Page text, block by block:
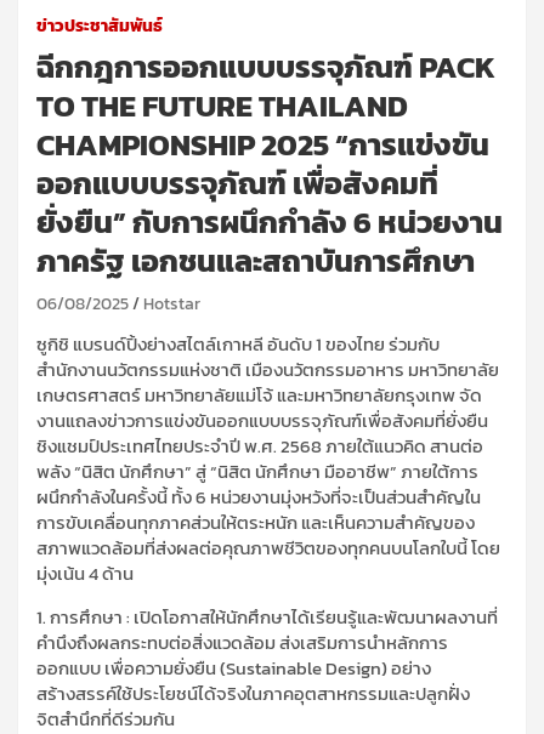
ข่าวประชาสัมพันธ์
ฉีกกฎการออกแบบบรรจุภัณฑ์ PACK
TO THE FUTURE THAILAND
CHAMPIONSHIP 2025 “การแข่งขัน
ออกแบบบรรจุภัณฑ์ เพื่อสังคมที่
ยั่งยืน” กับการผนึกกำลัง 6 หน่วยงาน
ภาครัฐ เอกชนและสถาบันการศึกษา
06/08/2025 Hotstar
ซูกิชิ แบรนด์ปิ้งย่างสไตล์เกาหลี อันดับ 1 ของไทย ร่วมกับ
สำนักงานนวัตกรรมแห่งชาติ เมืองนวัตกรรมอาหาร มหาวิทยาลัย
เกษตรศาสตร์ มหาวิทยาลัยแม่โจ้ และมหาวิทยาลัยกรุงเทพ จัด
งานแถลงข่าวการแข่งขันออกแบบบรรจุภัณฑ์เพื่อสังคมที่ยั่งยืน
ชิงแชมป์ประเทศไทยประจำปี พ.ศ. 2568 ภายใต้แนวคิด สานต่อ
พลัง “นิสิต นักศึกษา” สู่ “นิสิต นักศึกษา มืออาชีพ” ภายใต้การ
ผนึกกำลังในครั้งนี้ ทั้ง 6 หน่วยงานมุ่งหวังที่จะเป็นส่วนสำคัญใน
การขับเคลื่อนทุกภาคส่วนให้ตระหนัก และเห็นความสำคัญของ
สภาพแวดล้อมที่ส่งผลต่อคุณภาพชีวิตของทุกคนบนโลกใบนี้ โดย
มุ่งเน้น 4 ด้าน
1. การศึกษา : เปิดโอกาสให้นักศึกษาได้เรียนรู้และพัฒนาผลงานที่
คำนึงถึงผลกระทบต่อสิ่งแวดล้อม ส่งเสริมการนำหลักการ
ออกแบบ เพื่อความยั่งยืน (Sustainable Design) อย่าง
สร้างสรรค์ใช้ประโยชน์ได้จริงในภาคอุตสาหกรรมและปลูกฝั่ง
จิตสำนึกที่ดีร่วมกัน